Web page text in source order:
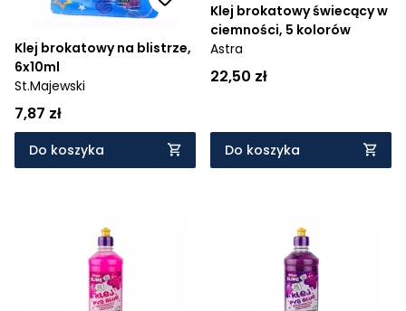
Od najnowszych
Od najstarszych
Klej brokatowy na blistrze,
6x10ml
St.Majewski
7,87 zł
Do koszyka
Klej brokatowy świecący w
ciemności, 5 kolorów
Astra
22,50 zł
Do koszyka